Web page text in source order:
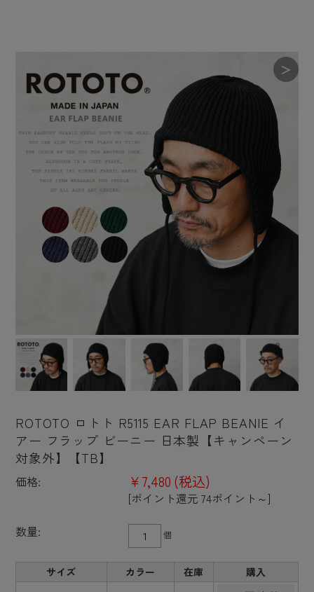
＞
ROTOTO ロトト R5115 EAR FLAP BEANIE イ
アー フラップ ビーニー 日本製【キャンペーン
対象外】【TB】
価格: ¥7,480 (税込)
[ポイント還元 74ポイント～]
数量:
個
サイズ カラー 在庫 購入